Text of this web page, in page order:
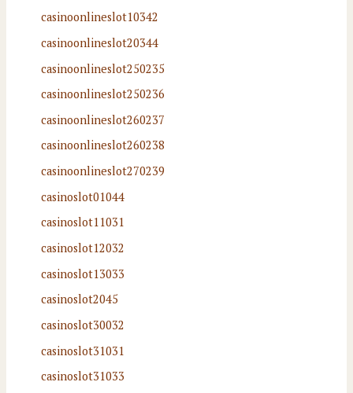
casinoonlineslot10342
casinoonlineslot20344
casinoonlineslot250235
casinoonlineslot250236
casinoonlineslot260237
casinoonlineslot260238
casinoonlineslot270239
casinoslot01044
casinoslot11031
casinoslot12032
casinoslot13033
casinoslot2045
casinoslot30032
casinoslot31031
casinoslot31033